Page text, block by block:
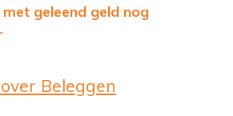
geleend geld nog
Beleggen